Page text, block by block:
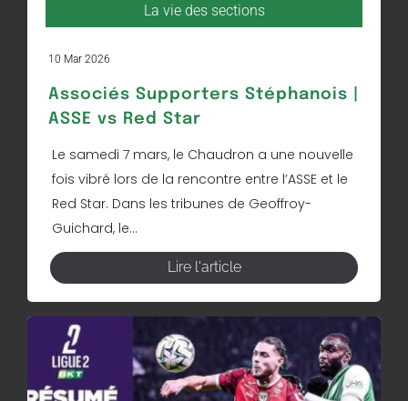
La vie des sections
10 Mar 2026
Associés Supporters Stéphanois |
ASSE vs Red Star
Le samedi 7 mars, le Chaudron a une nouvelle
fois vibré lors de la rencontre entre l’ASSE et le
Red Star. Dans les tribunes de Geoffroy-
Guichard, le...
Lire l'article